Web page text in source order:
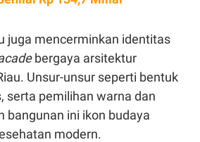
juga mencerminkan identitas
bergaya arsitektur
Unsur-unsur seperti bentuk
serta pemilihan warna dan
bangunan ini ikon budaya
modern.